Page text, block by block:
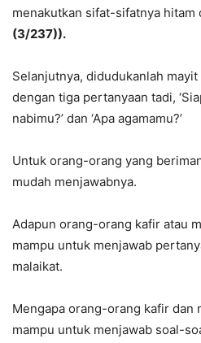
menakutkan sifat-sifatnya hitam
(3/237)).
Selanjutnya, didudukanlah
dengan tiga pertanyaan tadi,
nabimu?’ dan ‘Apa agamamu?’
Untuk orang-orang yang
mudah menjawabnya.
Adapun orang-orang kafir atau
mampu untuk menjawab
malaikat.
Mengapa orang-orang kafir dan
mampu untuk menjawab soal-